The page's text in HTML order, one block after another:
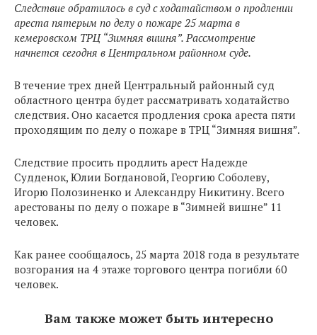
Следствие обратилось в суд с ходатайством о продлении
ареста пятерым по делу о пожаре 25 марта в
кемеровском ТРЦ “Зимняя вишня”. Рассмотрение
начнется сегодня в Центральном районном суде.
В течение трех дней Центральный районный суд
областного центра будет рассматривать ходатайство
следствия. Оно касается продления срока ареста пяти
проходящим по делу о пожаре в ТРЦ “Зимняя вишня”.
Следствие просить продлить арест Надежде
Судденок, Юлии Богдановой, Георгию Соболеву,
Игорю Полозиненко и Александру Никитину. Всего
арестованы по делу о пожаре в “Зимней вишне” 11
человек.
Как ранее сообщалось, 25 марта 2018 года в результате
возгорания на 4 этаже торгового центра погибли 60
человек.
Вам также может быть интересно